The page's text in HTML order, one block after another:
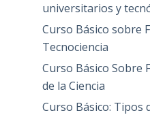
universitarios y
Curso Básico sobre
Tecnociencia
Curso Básico Sobre
de la Ciencia
Curso Básico: Tipos